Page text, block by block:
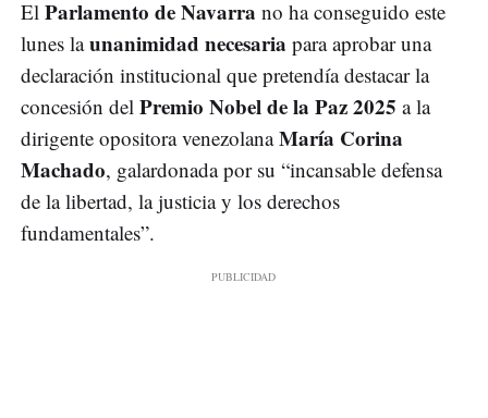
El Parlamento de Navarra no ha conseguido este
lunes launanimidad necesaria para aprobar una
declaración institucional que pretendía destacar la
concesión del Premio Nobel de la Paz 2025 a la
dirigente opositora venezolanaMaría Corina
Machado, galardonada por su “incansable defensa
de la libertad, la justicia y los derechos
fundamentales”.